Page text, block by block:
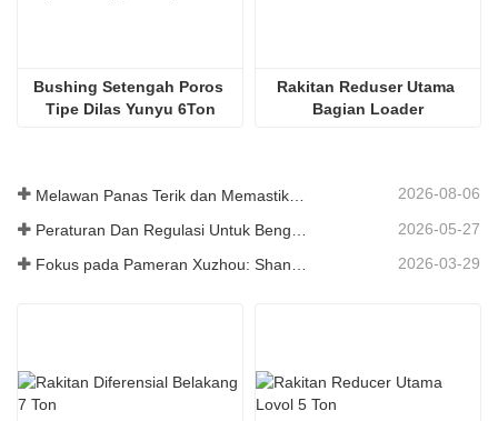
Bushing Setengah Poros
Tipe Dilas Yunyu 6Ton
Rakitan Reduser Utama
Bagian Loader
2026-08-06
2026-05-27
Fokus pada Pameran Xuzhou: Shandong Zhaokun Engineering Machinery Co., Ltd. Menginterpretasikan Kekuatan Baru Suku Cadang Loader dengan "Keunggulan Sumber" 2026-03-29